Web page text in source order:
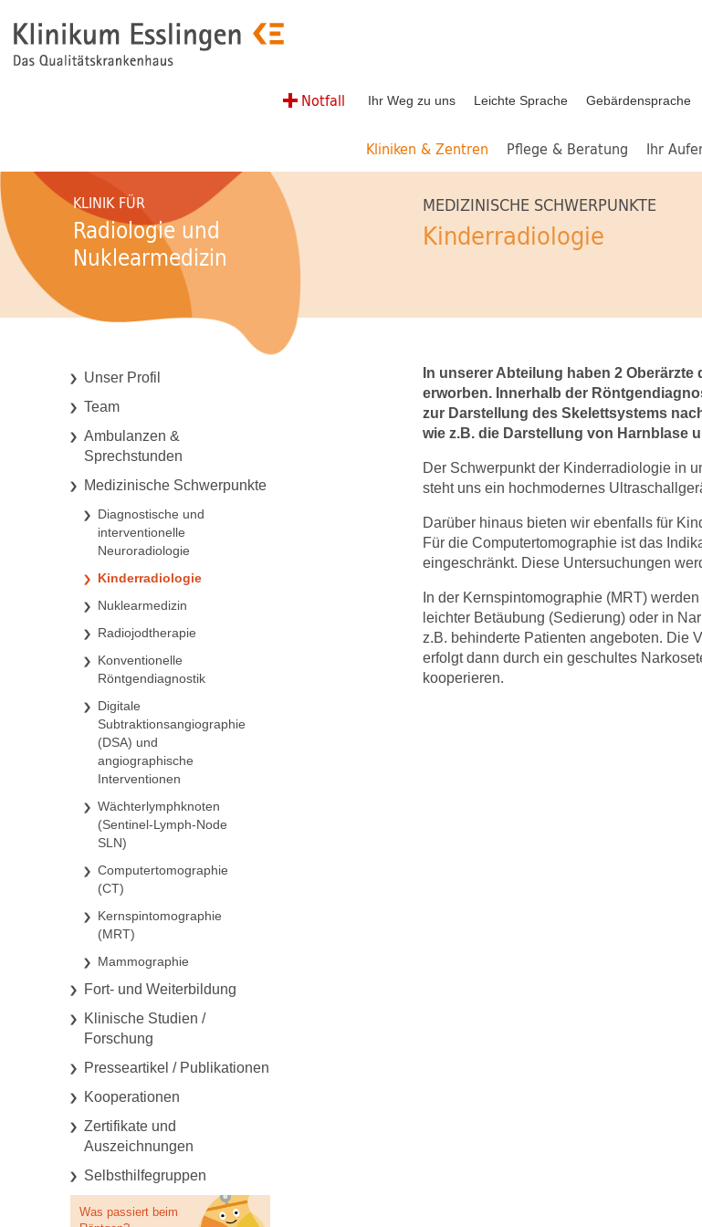
Notfall Ihr Weg zu uns Leichte Sprache Gebärdensprache
Kliniken & Zentren Pflege & Beratung Ihr
KLINIK FÜR
Radiologie und
Nuklearmedizin
MEDIZINISCHE SCHWERPUNKTE
Kinderradiologie
Unser Profil
Team
Ambulanzen &
Sprechstunden
Medizinische Schwerpunkte
Diagnostische und
interventionelle
Neuroradiologie
Kinderradiologie
Nuklearmedizin
Radiojodtherapie
Konventionelle
Röntgendiagnostik
Digitale
Subtraktionsangiographie
(DSA) und
angiographische
Interventionen
Wächterlymphknoten
(Sentinel-Lymph-Node
SLN)
Computertomographie
(CT)
Kernspintomographie
(MRT)
Mammographie
Fort- und Weiterbildung
Klinische Studien /
Forschung
Presseartikel / Publikationen
Kooperationen
Zertifikate und
Auszeichnungen
Selbsthilfegruppen
Was passiert beim
In unserer Abteilung haben 2
erworben. Innerhalb der
zur Darstellung des Skelettsystems
wie z.B. die Darstellung von Harnblase
Der Schwerpunkt der Kinderradiologie in
steht uns ein hochmodernes
Darüber hinaus bieten wir ebenfalls für
Für die Computertomographie ist das
eingeschränkt. Diese Untersuchungen
In der Kernspintomographie (MRT)
leichter Betäubung (Sedierung) oder in
z.B. behinderte Patienten angeboten. Die
erfolgt dann durch ein geschultes
kooperieren.